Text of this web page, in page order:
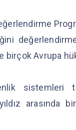
birçok Avrupa
sistemleri
arasında